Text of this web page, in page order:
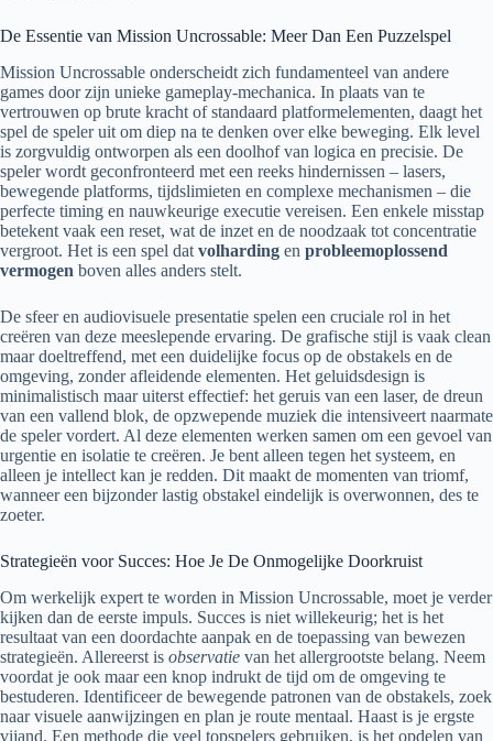
De Essentie van Mission Uncrossable: Meer Dan Een Puzzelspel
Mission Uncrossable onderscheidt zich fundamenteel van andere
games door zijn unieke gameplay-mechanica. In plaats van te
vertrouwen op brute kracht of standaard platformelementen, daagt het
spel de speler uit om diep na te denken over elke beweging. Elk level
is zorgvuldig ontworpen als een doolhof van logica en precisie. De
speler wordt geconfronteerd met een reeks hindernissen – lasers,
bewegende platforms, tijdslimieten en complexe mechanismen – die
perfecte timing en nauwkeurige executie vereisen. Een enkele misstap
betekent vaak een reset, wat de inzet en de noodzaak tot concentratie
vergroot. Het is een spel dat volharding en probleemoplossend
vermogen boven alles anders stelt.
De sfeer en audiovisuele presentatie spelen een cruciale rol in het
creëren van deze meeslepende ervaring. De grafische stijl is vaak clean
maar doeltreffend, met een duidelijke focus op de obstakels en de
omgeving, zonder afleidende elementen. Het geluidsdesign is
minimalistisch maar uiterst effectief: het geruis van een laser, de dreun
van een vallend blok, de opzwepende muziek die intensiveert naarmate
de speler vordert. Al deze elementen werken samen om een gevoel van
urgentie en isolatie te creëren. Je bent alleen tegen het systeem, en
alleen je intellect kan je redden. Dit maakt de momenten van triomf,
wanneer een bijzonder lastig obstakel eindelijk is overwonnen, des te
zoeter.
Strategieën voor Succes: Hoe Je De Onmogelijke Doorkruist
Om werkelijk expert te worden in Mission Uncrossable, moet je verder
kijken dan de eerste impuls. Succes is niet willekeurig; het is het
resultaat van een doordachte aanpak en de toepassing van bewezen
strategieën. Allereerst is observatie van het allergrootste belang. Neem
voordat je ook maar een knop indrukt de tijd om de omgeving te
bestuderen. Identificeer de bewegende patronen van de obstakels, zoek
naar visuele aanwijzingen en plan je route mentaal. Haast is je ergste
vijand. Een methode die veel topspelers gebruiken, is het opdelen van